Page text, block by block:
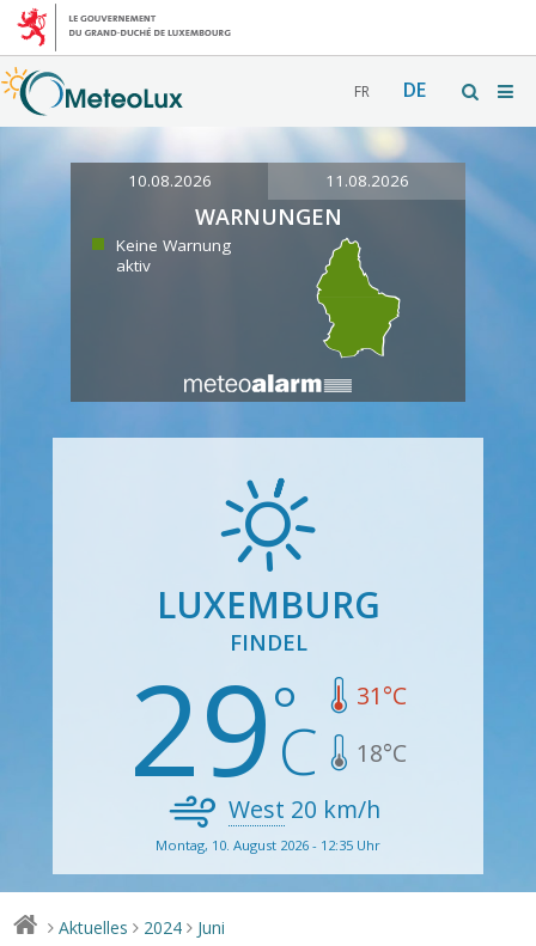
FR DE
10.08.2026 11.08.2026
WARNUNGEN
Keine Warnung
aktiv
LUXEMBURG
FINDEL
29 31°C
18°C
West 20 km/h
Montag, 10. August 2026 - 12:35 Uhr
> Aktuelles > 2024 > Juni